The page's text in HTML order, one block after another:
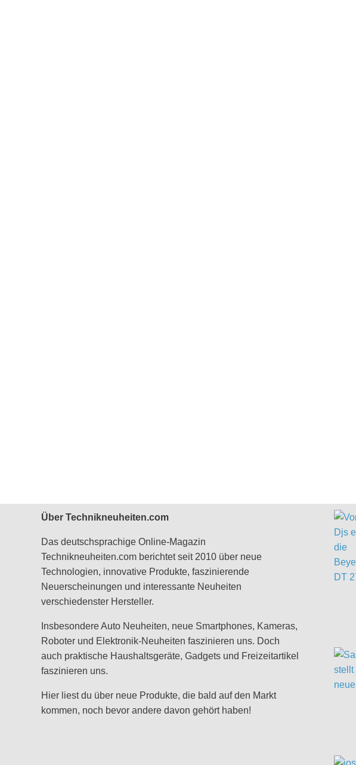
Über Technikneuheiten.com
Das deutschsprachige Online-Magazin
Technikneuheiten.com berichtet seit 2010 über neue
Technologien, innovative Produkte, faszinierende
Neuerscheinungen und interessante Neuheiten
verschiedenster Hersteller.
Insbesondere Auto Neuheiten, neue Smartphones, Kameras,
Roboter und Elektronik-Neuheiten faszinieren uns. Doch
auch praktische Haushaltsgeräte, Gadgets und Freizeitartikel
faszinieren uns.
Hier liest du über neue Produkte, die bald auf den Markt
kommen, noch bevor andere davon gehört haben!